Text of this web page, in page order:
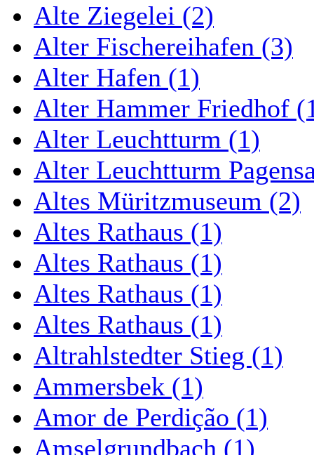
Alte Ziegelei (2)
Alter Fischereihafen (3)
Alter Hafen (1)
Alter Hammer Friedhof
Alter Leuchtturm (1)
Alter Leuchtturm
Altes Müritzmuseum (2)
Altes Rathaus (1)
Altes Rathaus (1)
Altes Rathaus (1)
Altes Rathaus (1)
Altrahlstedter Stieg (1)
Ammersbek (1)
Amor de Perdição (1)
Amselgrundbach (1)